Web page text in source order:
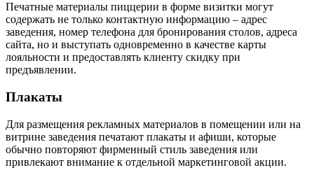
Печатные материалы пиццерии в форме визитки могут
содержать не только контактную информацию – адрес
заведения, номер телефона для бронирования столов, адреса
сайта, но и выступать одновременно в качестве карты
лояльности и предоставлять клиенту скидку при
предъявлении.
Плакаты
Для размещения рекламных материалов в помещении или на
витрине заведения печатают плакаты и афиши, которые
обычно повторяют фирменный стиль заведения или
привлекают внимание к отдельной маркетинговой акции.